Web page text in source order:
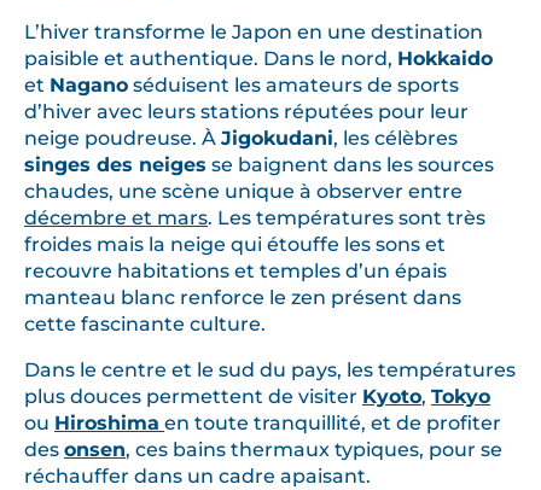
L’hiver transforme le Japon en une destination
paisible et authentique. Dans le nord, Hokkaido
et Nagano séduisent les amateurs de sports
d’hiver avec leurs stations réputées pour leur
neige poudreuse. À Jigokudani, les célèbres
singes des neiges se baignent dans les sources
chaudes, une scène unique à observer entre
décembre et mars. Les températures sont très
froides mais la neige qui étouffe les sons et
recouvre habitations et temples d’un épais
manteau blanc renforce le zen présent dans
cette fascinante culture.
Dans le centre et le sud du pays, les températures
plus douces permettent de visiter Kyoto, Tokyo
ou Hiroshima en toute tranquillité, et de profiter
des onsen, ces bains thermaux typiques, pour se
réchauffer dans un cadre apaisant.